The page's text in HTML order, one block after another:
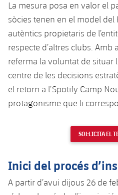
Palmarès
Història
Resultats
Classificació
Jugadors
Palmarès
Calendari
Resultats
Jugadors
Classificació
Actualitat
Barça C
Junior
Juvenil
Campus Estiu
Informació general
plusicon
més
Notícies
Atletisme
plusicon
més
Actualitat
Bàsquet en cadira de
Jugadors
plusicon
més
Actualitat
Hoquei herba
plusicon
més
La mesura posa en valor el
sòcies tenen en el model del
autèntics propietaris de
respecte d’altres clubs. Amb
referma la voluntat de situar
centre de les decisions
el retorn a l’Spotify Camp
protagonisme que li
SOL·LICITA EL
Inici del procés
A partir d’avui dijous 26 de